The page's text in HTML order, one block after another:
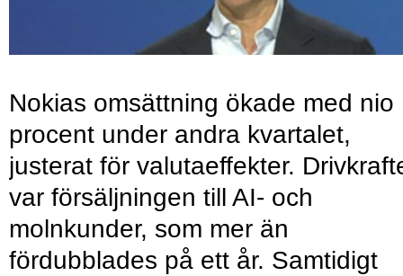
Nokias omsättning ökade med nio
procent under andra kvartalet,
justerat för valutaeffekter.
var försäljningen till AI- och
molnkunder, som mer än
fördubblades på ett år. Samtidigt